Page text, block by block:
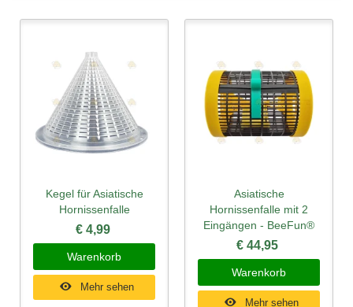
Kegel für Asiatische
Hornissenfalle
€ 4,99
Warenkorb
Mehr sehen
Asiatische
Hornissenfalle mit 2
Eingängen - BeeFun®
€ 44,95
Warenkorb
Mehr sehen